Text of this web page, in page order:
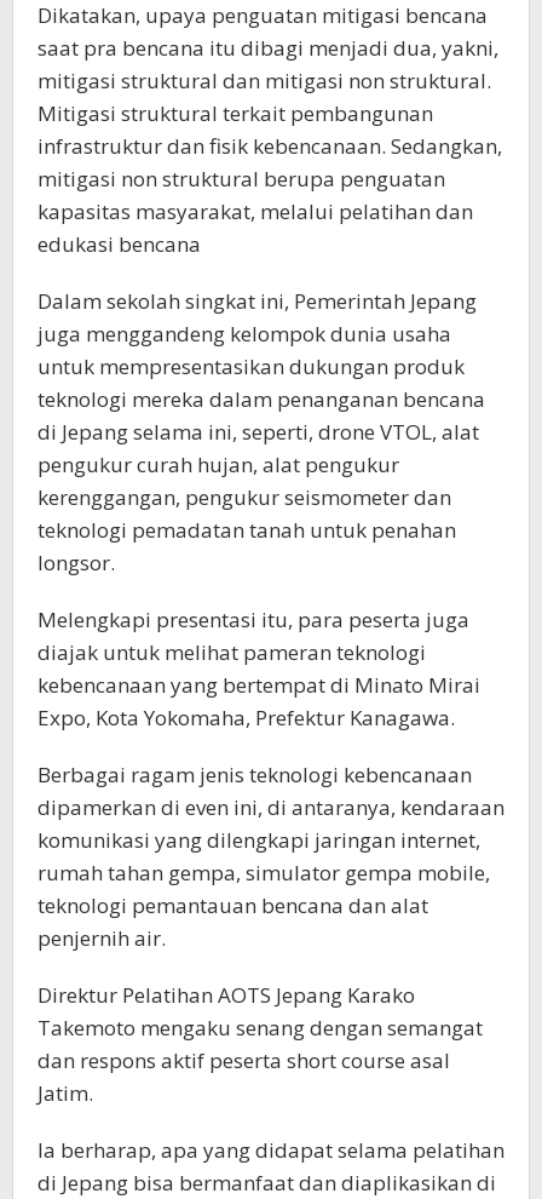
Dikatakan, upaya penguatan mitigasi bencana
saat pra bencana itu dibagi menjadi dua, yakni,
mitigasi struktural dan mitigasi non struktural.
Mitigasi struktural terkait pembangunan
infrastruktur dan fisik kebencanaan. Sedangkan,
mitigasi non struktural berupa penguatan
kapasitas masyarakat, melalui pelatihan dan
edukasi bencana
Dalam sekolah singkat ini, Pemerintah Jepang
juga menggandeng kelompok dunia usaha
untuk mempresentasikan dukungan produk
teknologi mereka dalam penanganan bencana
di Jepang selama ini, seperti, drone VTOL, alat
pengukur curah hujan, alat pengukur
kerenggangan, pengukur seismometer dan
teknologi pemadatan tanah untuk penahan
longsor.
Melengkapi presentasi itu, para peserta juga
diajak untuk melihat pameran teknologi
kebencanaan yang bertempat di Minato Mirai
Expo, Kota Yokomaha, Prefektur Kanagawa.
Berbagai ragam jenis teknologi kebencanaan
dipamerkan di even ini, di antaranya, kendaraan
komunikasi yang dilengkapi jaringan internet,
rumah tahan gempa, simulator gempa mobile,
teknologi pemantauan bencana dan alat
penjernih air.
Direktur Pelatihan AOTS Jepang Karako
Takemoto mengaku senang dengan semangat
dan respons aktif peserta short course asal
Jatim.
Ia berharap, apa yang didapat selama pelatihan
di Jepang bisa bermanfaat dan diaplikasikan di